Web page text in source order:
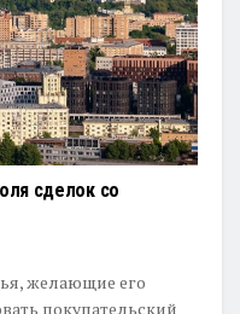
сделок со
желающие его
покупательский